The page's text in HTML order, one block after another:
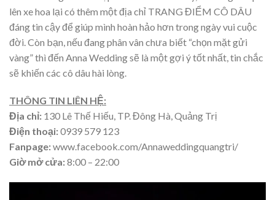
lên xe hoa lại có thêm một địa chỉ TRANG ĐIỂM CÔ DÂU
đáng tin cậy để giúp mình hoàn hảo hơn trong ngày vui cuộc
đời. Còn bạn, nếu đang phân vân chưa biết “chọn mặt gửi
vàng” thì đến Anna Wedding sẽ là một gợi ý tốt nhất, tin chắc
sẽ khiến các cô dâu hài lòng.
THÔNG TIN LIÊN HỆ:
Địa chỉ: 130 Lê Thế Hiếu, TP. Đông Hà, Quảng Trị
Điện thoại:0939 579 123
Fanpage:www.facebook.com/Annaweddingquangtri/
Giờ mở cửa:8:00 – 22:00